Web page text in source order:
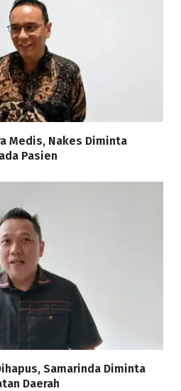
Medis, Nakes Diminta
Pasien
Samarinda Diminta
Daerah